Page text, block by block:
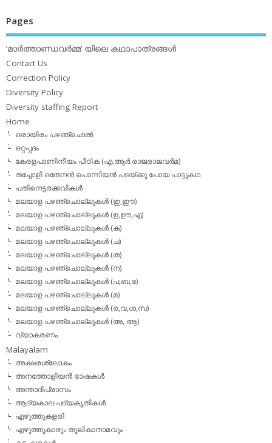
Pages
‘മാര്‍ത്താണ്ഡവര്‍മ്മ’ യിലെ കഥാപാത്രങ്ങള്‍
Contact Us
Correction Policy
Diversity Policy
Diversity staffing Report
Home
ഒരായിരം പഴഞ്ചൊല്‍
ഒറ്റപ്പദം
കേരളപാണിനീയം പീഠിക (എ.ആര്‍.രാജരാജവര്‍മ)
തച്ചോളി ഒതേനൻ പൊന്നിയൻ പടയ്‌ക്കു പോയ പാട്ടുകഥ
പതിനെട്ടരക്കവികള്‍
മലയാള പഴഞ്ചൊല്ലുകള്‍ (ഇ,ഈ)
മലയാള പഴഞ്ചൊല്ലുകള്‍ (ഉ,ഊ,എ)
മലയാള പഴഞ്ചൊല്ലുകള്‍ (ക)
മലയാള പഴഞ്ചൊല്ലുകള്‍ (ച)
മലയാള പഴഞ്ചൊല്ലുകള്‍ (ത)
മലയാള പഴഞ്ചൊല്ലുകള്‍ (ന)
മലയാള പഴഞ്ചൊല്ലുകള്‍ (പ,ബ,ഭ)
മലയാള പഴഞ്ചൊല്ലുകള്‍ (മ)
മലയാള പഴഞ്ചൊല്ലുകള്‍ (ര,വ,ശ,സ)
മലയാള പഴഞ്ചൊല്ലുകൾ (അ, ആ)
വ്യാകരണം
Malayalam
അക്ഷരശ്ലോകം
അനത്തോളിയന്‍ ഭാഷകള്‍
അന്താദിപ്രാസം
ആദ്യകാല പദ്യകൃതികള്‍
എഴുത്തുകളരി
എഴുത്തുകാരും തൂലികാനാമവും